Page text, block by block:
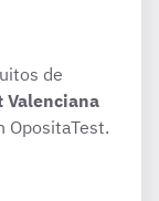
de
OpositaTest.